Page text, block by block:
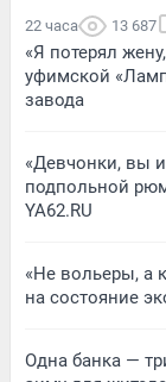
22 часа 13 687
«Я потерял
уфимской
завода
«Девчонки, вы
подпольной
YA62.RU
«Не вольеры, а
на состояние
Одна банка —